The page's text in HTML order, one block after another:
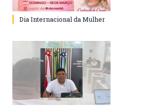
Dia Internacional da Mulher